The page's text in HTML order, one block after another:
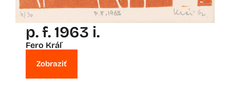
p. f. 1963 i.
Fero Kráľ
Zobraziť